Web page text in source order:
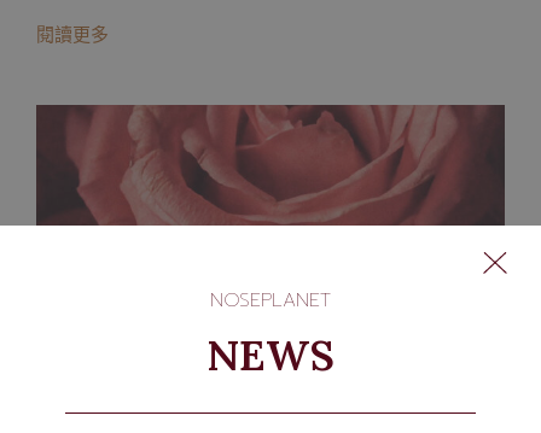
閱讀更多
Geraniol 香葉醇(牻牛兒醇)
NOSEPLANET
NEWS